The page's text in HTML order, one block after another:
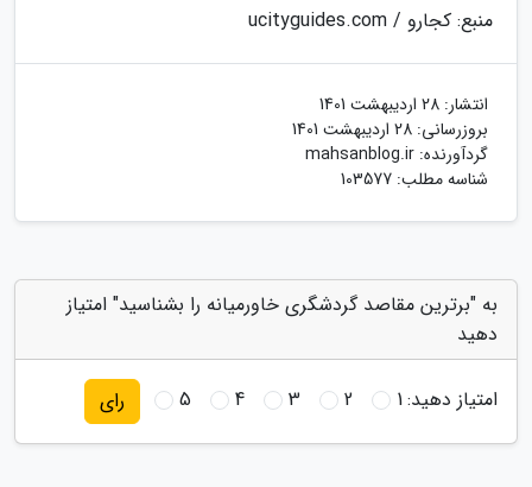
منبع: کجارو / ucityguides.com
انتشار: 28 اردیبهشت 1401
بروزرسانی: 28 اردیبهشت 1401
گردآورنده: mahsanblog.ir
شناسه مطلب: 103577
به "برترین مقاصد گردشگری خاورمیانه را بشناسید" امتیاز
دهید
امتیاز دهید:1
2
3
4
5 رای